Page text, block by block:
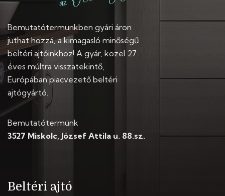
Bemutatótermünkben gyári áron
juthat hozzá, a kimagasló minőségű
beltéri ajtóinkhoz! A gyár, közel 27
éves múltra visszatekintő,
Európában piacvezető beltéri
ajtógyártó.
Bemutatótermünk
3527 Miskolc, József Attila u. 88.sz.
Beltéri ajtó